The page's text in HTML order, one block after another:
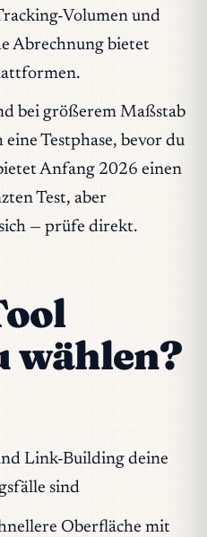
Volumen und
Abrechnung bietet
bei größerem Maßstab
Testphase, bevor du
Anfang 2026 einen
Test, aber
— prüfe direkt.
wählen?
Link-Building deine
sind
Oberfläche mit